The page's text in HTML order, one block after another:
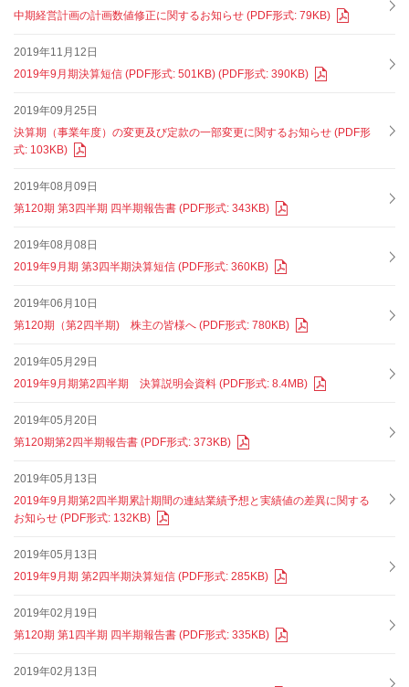
中期経営計画の計画数値修正に関するお知らせ (PDF形式: 79KB)
2019年11月12日
2019年9月期決算短信 (PDF形式: 501KB) (PDF形式: 390KB)
2019年09月25日
決算期（事業年度）の変更及び定款の一部変更に関するお知らせ (PDF形
式: 103KB)
2019年08月09日
第120期 第3四半期 四半期報告書 (PDF形式: 343KB)
2019年08月08日
2019年9月期 第3四半期決算短信 (PDF形式: 360KB)
2019年06月10日
第120期（第2四半期) 株主の皆様へ (PDF形式: 780KB)
2019年05月29日
2019年9月期第2四半期 決算説明会資料 (PDF形式: 8.4MB)
2019年05月20日
第120期第2四半期報告書 (PDF形式: 373KB)
2019年05月13日
2019年9月期第2四半期累計期間の連結業績予想と実績値の差異に関する
お知らせ (PDF形式: 132KB)
2019年05月13日
2019年9月期 第2四半期決算短信 (PDF形式: 285KB)
2019年02月19日
第120期 第1四半期 四半期報告書 (PDF形式: 335KB)
2019年02月13日